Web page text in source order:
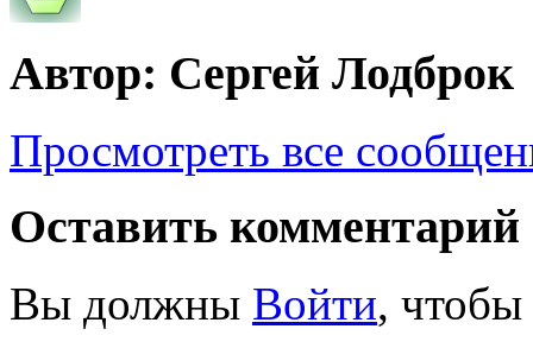
Автор: Сергей Лодброк
Просмотреть все
Оставить комментарий
Вы должны Войти, чтобы